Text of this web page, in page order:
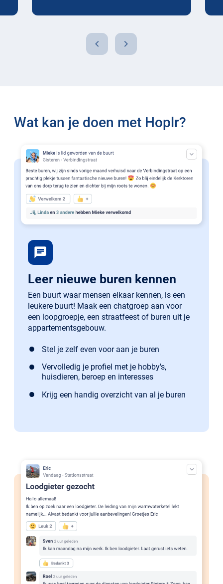
chevron_left chevron_right
Wat kan je doen met Hoplr?
chat
Leer nieuwe buren kennen
Een buurt waar mensen elkaar kennen, is een
leukere buurt! Maak een chatgroep aan voor
een loopgroepje, een straatfeest of buren uit je
appartementsgebouw.
Stel je zelf even voor aan je buren
Vervolledig je profiel met je hobby's,
huisdieren, beroep en interesses
Krijg een handig overzicht van al je buren